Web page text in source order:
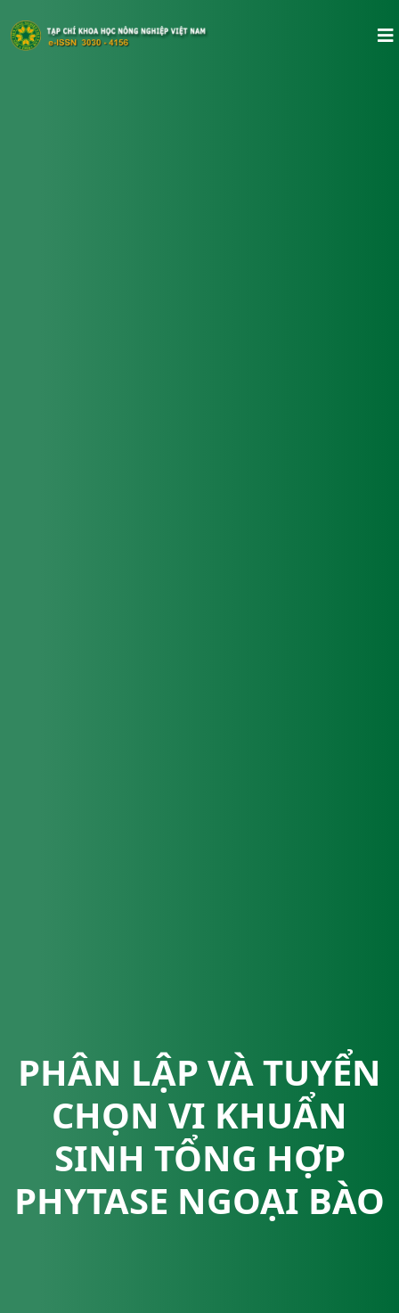
PHÂN LẬP VÀ TUYỂN
CHỌN VI KHUẨN
SINH TỔNG HỢP
PHYTASE NGOẠI BÀO